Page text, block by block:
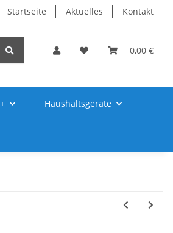
Startseite Aktuelles Kontakt
0,00 €
Haushaltsgeräte